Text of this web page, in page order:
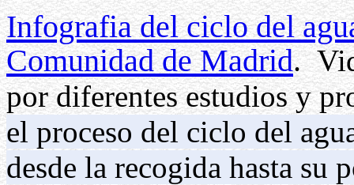
Infografia del ciclo del
Comunidad de Madrid.
por diferentes estudios y
el proceso del ciclo del
desde la recogida hasta su